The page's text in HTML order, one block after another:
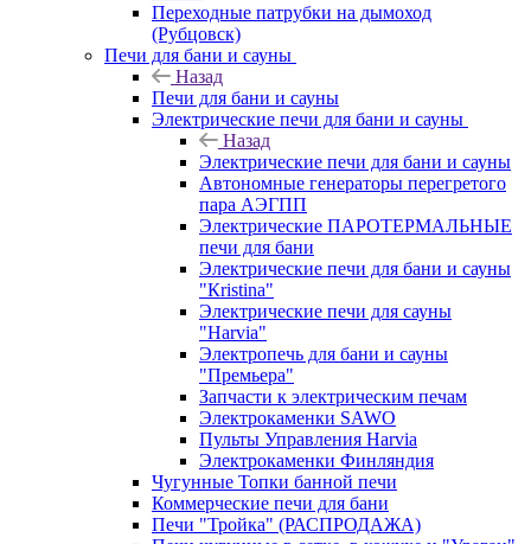
Переходные патрубки на дымоход
(Рубцовск)
Печи для бани и сауны
Назад
Печи для бани и сауны
Электрические печи для бани и сауны
Назад
Электрические печи для бани и сауны
Автономные генераторы перегретого
пара АЭГПП
Электрические ПАРОТЕРМАЛЬНЫЕ
печи для бани
Электрические печи для бани и сауны
"Кristina"
Электрические печи для сауны
"Harvia"
Электропечь для бани и сауны
"Премьера"
Запчасти к электрическим печам
Электрокаменки SAWO
Пульты Управления Harvia
Электрокаменки Финляндия
Чугунные Топки банной печи
Коммерческие печи для бани
Печи "Тройка" (РАСПРОДАЖА)